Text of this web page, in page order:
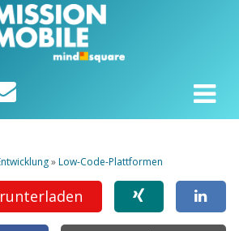
»Low-Code-Plattformen